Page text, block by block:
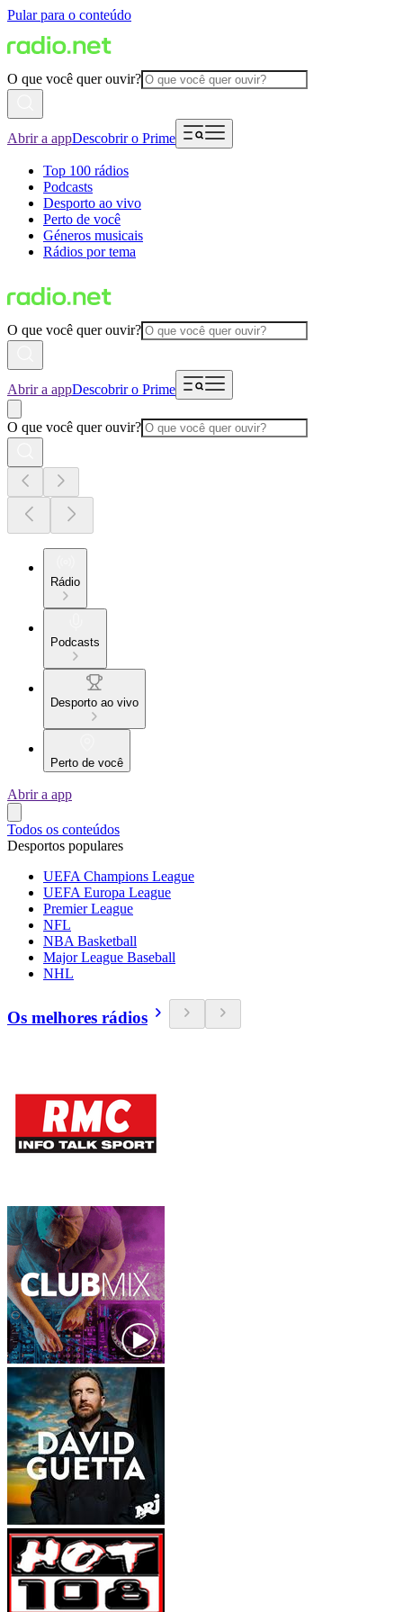
Pular para o conteúdo
O que você quer ouvir?
Abrir a appDescobrir o Prime
Top 100 rádios
Podcasts
Desporto ao vivo
Perto de você
Géneros musicais
Rádios por tema
O que você quer ouvir?
Abrir a appDescobrir o Prime
O que você quer ouvir?
Rádio
Podcasts
Desporto ao vivo
Perto de você
Abrir a app
Todos os conteúdos
Desportos populares
UEFA Champions League
UEFA Europa League
Premier League
NFL
NBA Basketball
Major League Baseball
NHL
Os melhores rádios